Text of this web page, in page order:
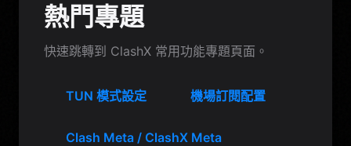
熱門專題
快速跳轉到 ClashX 常用功能專題頁面。
TUN 模式設定 機場訂閱配置
Clash Meta / ClashX Meta